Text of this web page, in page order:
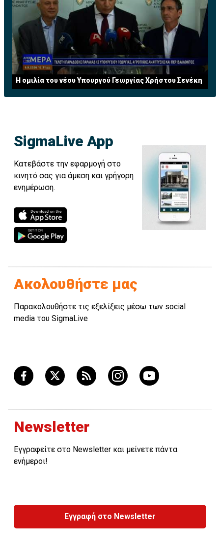
Η ομιλία του νέου Υπουργού Γεωργίας Χρήστου Σενέκη
SigmaLive App
Κατεβάστε την εφαρμογή στο
κινητό σας για άμεση και γρήγορη
ενημέρωση.
Ακολουθήστε μας
Παρακολουθήστε τις εξελίξεις μέσω των social
media του SigmaLive
Newsletter
Εγγραφείτε στο Newsletter και μείνετε πάντα
ενήμεροι!
Εγγραφή στο Newsletter